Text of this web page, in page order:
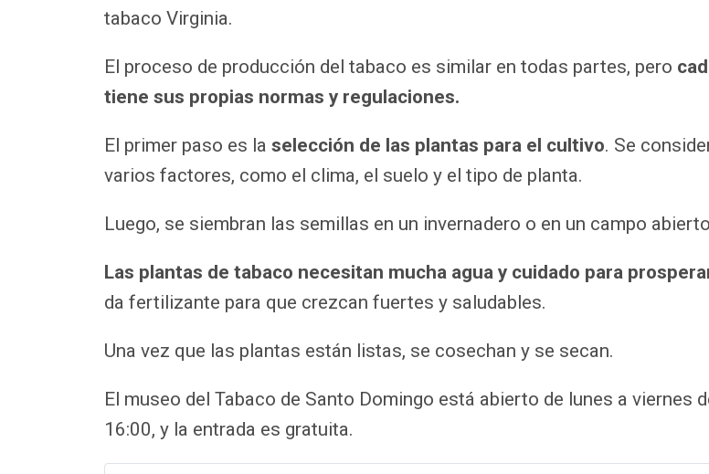
tabaco Virginia.
El proceso de producción del tabaco es similar en todas partes, pero
tiene sus propias normas y regulaciones.
El primer paso es la selección de las plantas para el cultivo. Se
varios factores, como el clima, el suelo y el tipo de planta.
Luego, se siembran las semillas en un invernadero o en un campo
Las plantas de tabaco necesitan mucha agua y cuidado para
da fertilizante para que crezcan fuertes y saludables.
Una vez que las plantas están listas, se cosechan y se secan.
El museo del Tabaco de Santo Domingo está abierto de lunes a viernes
16:00, y la entrada es gratuita.